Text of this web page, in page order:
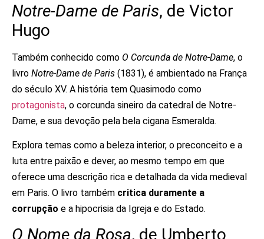
Notre-Dame de Paris, de Victor
Hugo
Também conhecido como O Corcunda de Notre-Dame, o
livro Notre-Dame de Paris (1831), é ambientado na França
do século XV. A história tem Quasimodo como
protagonista, o corcunda sineiro da catedral de Notre-
Dame, e sua devoção pela bela cigana Esmeralda.
Explora temas como a beleza interior, o preconceito e a
luta entre paixão e dever, ao mesmo tempo em que
oferece uma descrição rica e detalhada da vida medieval
em Paris. O livro também critica duramente a
corrupção e a hipocrisia da Igreja e do Estado.
O Nome da Rosa, de Umberto